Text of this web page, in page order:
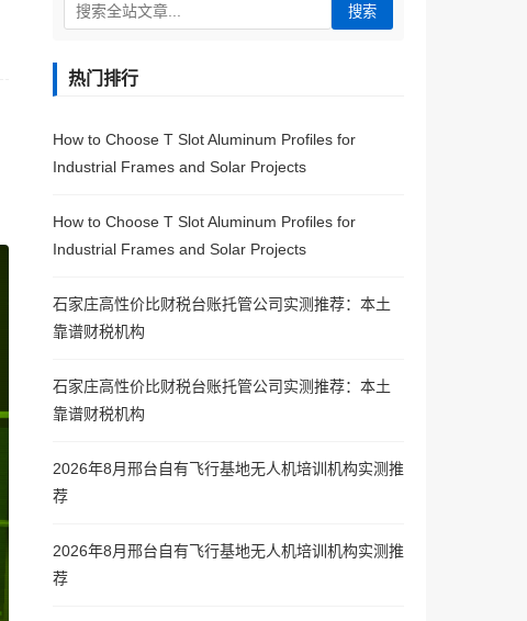
搜索
热门排行
How to Choose T Slot Aluminum Profiles for
Industrial Frames and Solar Projects
How to Choose T Slot Aluminum Profiles for
Industrial Frames and Solar Projects
石家庄高性价比财税台账托管公司实测推荐：本土
靠谱财税机构
石家庄高性价比财税台账托管公司实测推荐：本土
靠谱财税机构
2026年8月邢台自有飞行基地无人机培训机构实测推
荐
2026年8月邢台自有飞行基地无人机培训机构实测推
荐